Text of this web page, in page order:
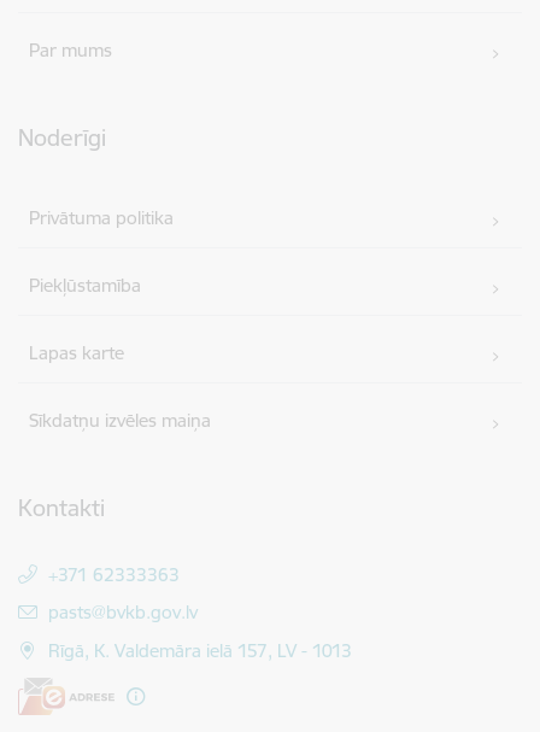
Par mums
Noderīgi
Privātuma politika
Piekļūstamība
Lapas karte
Sīkdatņu izvēles maiņa
Kontakti
+371 62333363
E-pasts:
pasts@bvkb.gov.lv
Rīgā, K. Valdemāra ielā 157, LV - 1013